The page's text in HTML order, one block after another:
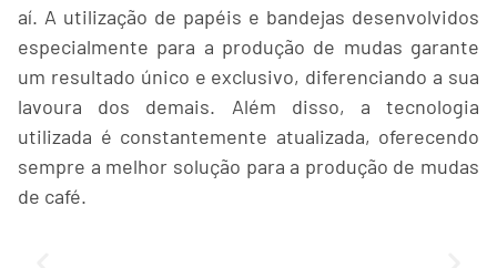
aí. A utilização de papéis e bandejas desenvolvidos
especialmente para a produção de mudas garante
um resultado único e exclusivo, diferenciando a sua
lavoura dos demais. Além disso, a tecnologia
utilizada é constantemente atualizada, oferecendo
sempre a melhor solução para a produção de mudas
de café.